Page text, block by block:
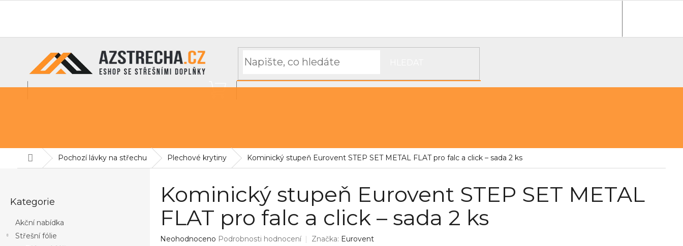
NÁKUPNÍ
DomůPochozí lávky na střechu Plechové krytiny Kominický stupeň Eurovent STEP SET METAL FLAT pro falc a click – sada 2 ks
kategorie
Kategorie
Akční nabídka
Střešní fólie
Kominický stupeň Eurovent STEP SET METAL
FLAT pro falc a click – sada 2 ks
Průměrné
Neohodnoceno Podrobnosti hodnocení Značka: Eurovent